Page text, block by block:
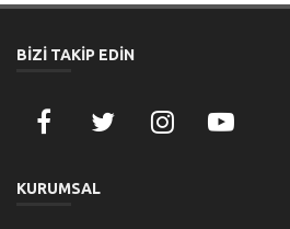
BİZİ TAKİP EDİN
KURUMSAL